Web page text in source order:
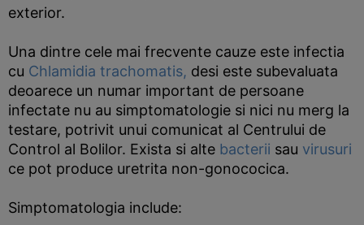
exterior.
Una dintre cele mai frecvente cauze este infectia
cu Chlamidia trachomatis, desi este subevaluata
deoarece un numar important de persoane
infectate nu au simptomatologie si nici nu merg la
testare, potrivit unui comunicat al Centrului de
Control al Bolilor. Exista si alte bacterii sau virusuri
ce pot produce uretrita non-gonococica.
Simptomatologia include: